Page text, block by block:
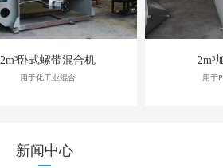
2m³卧式螺带混合机
用于化工业混合
2m³
用于
新闻中心